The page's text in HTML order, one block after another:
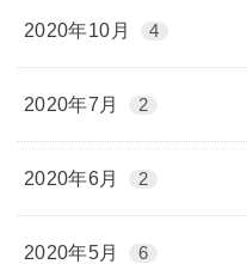
2020年10月 4
2020年7月 2
2020年6月 2
2020年5月 6